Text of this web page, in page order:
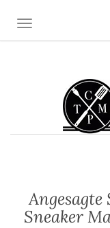
NAVIGATION EIN-/
Sneaker